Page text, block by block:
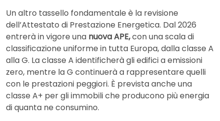
Un altro tassello fondamentale è la revisione
dell’Attestato di Prestazione Energetica. Dal 2026
entrerà in vigore una nuova APE,con una scala di
classificazione uniforme in tutta Europa, dalla classe A
alla G. La classe A identificherà gli edifici a emissioni
zero, mentre la G continuerà a rappresentare quelli
con le prestazioni peggiori. È prevista anche una
classe A+ per gli immobili che producono più energia
di quanta ne consumino.